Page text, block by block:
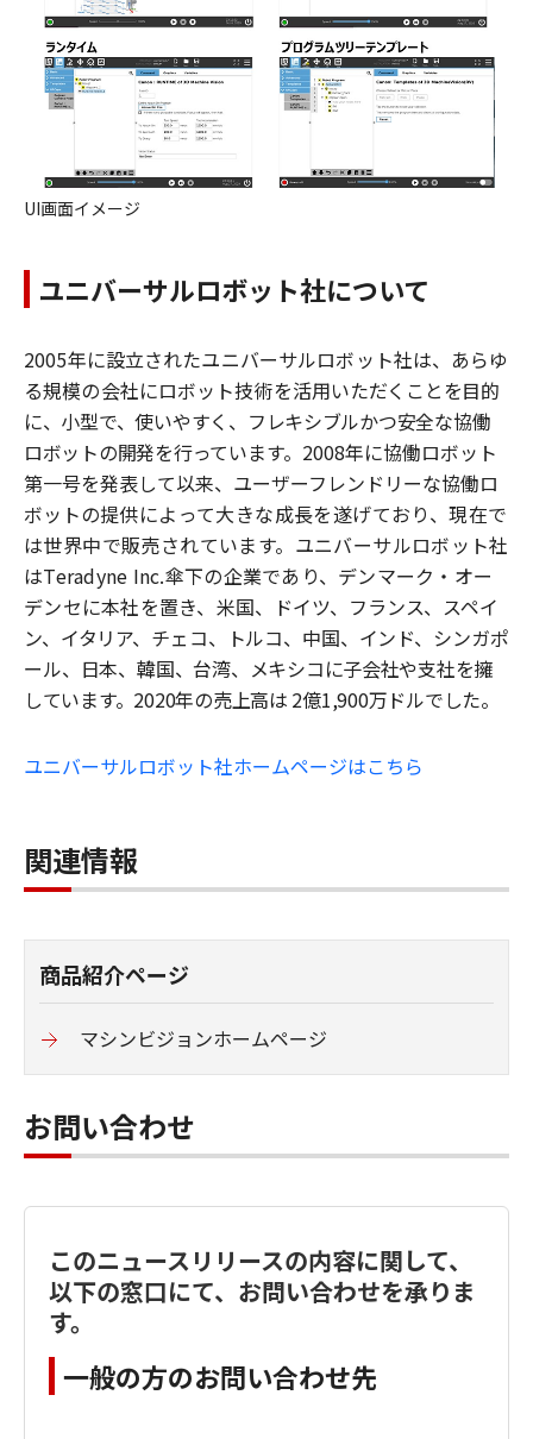
UI画面イメージ
ユニバーサルロボット社について
2005年に設立されたユニバーサルロボット社は、あらゆ
る規模の会社にロボット技術を活用いただくことを目的
に、小型で、使いやすく、フレキシブルかつ安全な協働
ロボットの開発を行っています。 2008年に協働ロボット
第一号を発表して以来、ユーザーフレンドリーな協働ロ
ボットの提供によって大きな成長を遂げており、現在で
は世界中で販売されています。ユニバーサルロボット社
はTeradyne Inc.傘下の企業であり、デンマーク・オー
デンセに本社を置き、米国、 ドイツ、フランス、スペイ
ン、イタリア、チェコ、トルコ、中国、インド、シンガポ
ール、日本、韓国、台湾、メキシコに子会社や支社を擁
しています。 2020年の売上高は 2億1,900万ドルでした。
ユニバーサルロボット社ホームページはこちら
関連情報
商品紹介ページ
マシンビジョンホームページ
お問い合わせ
このニュースリリースの内容に関して、
以下の窓口にて、お問い合わせを承りま
す。
一般の方のお問い合わせ先